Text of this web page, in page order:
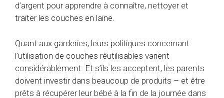
d’argent pour apprendre à connaître, nettoyer et
traiter les couches en laine.
Quant aux garderies, leurs politiques concernant
l’utilisation de couches réutilisables varient
considérablement. Et s’ils les acceptent, les parents
doivent investir dans beaucoup de produits – et être
prêts à récupérer leur bébé à la fin de la journée dans